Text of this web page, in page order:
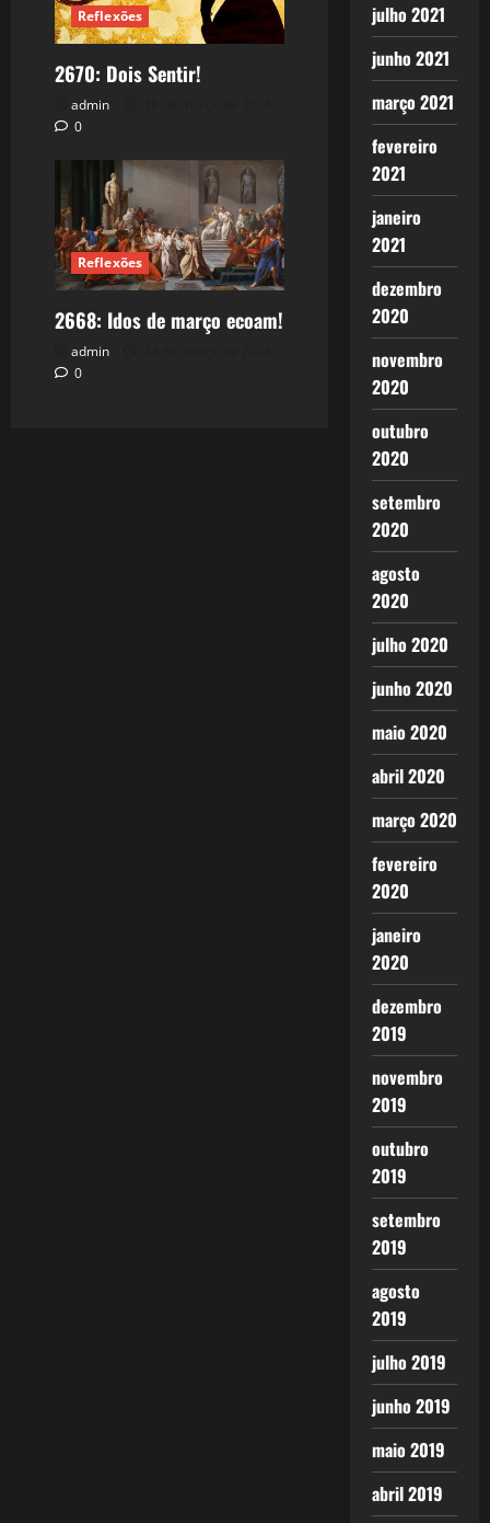
Reflexões
2670: Dois Sentir!
admin
0
Reflexões
2668: Idos de março ecoam!
admin
0
julho 2021
junho 2021
março 2021
fevereiro
2021
janeiro
2021
dezembro
2020
novembro
2020
outubro
2020
setembro
2020
agosto
2020
julho 2020
junho 2020
maio 2020
abril 2020
março 2020
fevereiro
2020
janeiro
2020
dezembro
2019
novembro
2019
outubro
2019
setembro
2019
agosto
2019
julho 2019
junho 2019
maio 2019
abril 2019